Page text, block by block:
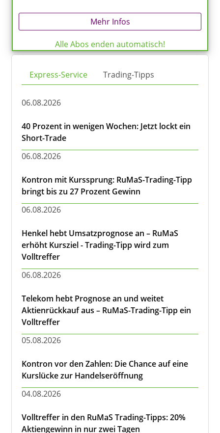
Mehr Infos
Alle Abos enden automatisch!
Express-Service Trading-Tipps
06.08.2026
40 Prozent in wenigen Wochen: Jetzt lockt ein
Short-Trade
06.08.2026
Kontron mit Kurssprung: RuMaS-Trading-Tipp
bringt bis zu 27 Prozent Gewinn
06.08.2026
Henkel hebt Umsatzprognose an – RuMaS
erhöht Kursziel - Trading-Tipp wird zum
Volltreffer
06.08.2026
Telekom hebt Prognose an und weitet
Aktienrückkauf aus – RuMaS-Trading-Tipp ein
Volltreffer
05.08.2026
Kontron vor den Zahlen: Die Chance auf eine
Kurslücke zur Handelseröffnung
04.08.2026
Volltreffer in den RuMaS Trading-Tipps: 20%
Aktiengewinn in nur zwei Tagen